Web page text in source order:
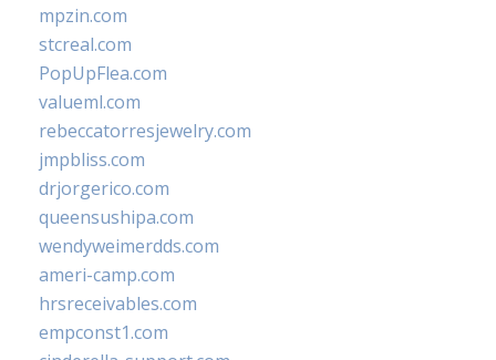
mpzin.com
stcreal.com
PopUpFlea.com
valueml.com
rebeccatorresjewelry.com
jmpbliss.com
drjorgerico.com
queensushipa.com
wendyweimerdds.com
ameri-camp.com
hrsreceivables.com
empconst1.com